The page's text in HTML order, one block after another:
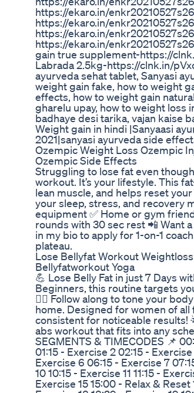
https://ekaro.in/
https://ekaro.in/
https://ekaro.in/
https://ekaro.in/
gain true supplement-https://
Labrada 2.5kg-https://clnk.in/
ayurveda sehat tablet, Sanyasi
weight gain fake, how to weight
effects, how to weight gain
gharelu upay, how to weight loss
badhaye desi tarika, vajan kaise
Weight gain in hindi |Sanyaasi
2021|sanyasi ayurveda side
Ozempic Weight Loss Ozempic
Ozempic Side Effects
Struggling to lose fat even
workout. It’s your lifestyle. This
lean muscle, and helps reset
your sleep, stress, and recovery
equipment ✅ Home or gym
rounds with 30 sec rest 📲 Want
in my bio to apply for 1-on-1
plateau.
Lose Bellyfat Workout
Bellyfatworkout Yoga
💪 Lose Belly Fat in just 7 Days
Beginners, this routine targets
🏋️‍♀️ Follow along to tone your
home. Designed for women of all
consistent for noticeable results!
abs workout that fits into any
SEGMENTS & TIMECODES 📌
01:15 - Exercise 2 02:15 -
Exercise 6 06:15 - Exercise 7
10 10:15 - Exercise 11 11:15 -
Exercise 15 15:00 - Relax &